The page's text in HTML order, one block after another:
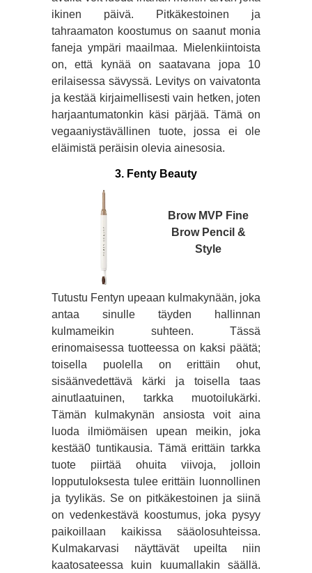
ikinen päivä. Pitkäkestoinen ja
tahraamaton koostumus on saanut monia
faneja ympäri maailmaa. Mielenkiintoista
on, että kynää on saatavana jopa 10
erilaisessa sävyssä. Levitys on vaivatonta
ja kestää kirjaimellisesti vain hetken, joten
harjaantumatonkin käsi pärjää. Tämä on
vegaaniystävällinen tuote, jossa ei ole
eläimistä peräisin olevia ainesosia.
3. Fenty Beauty
Brow MVP Fine
Brow Pencil &
Style
Tutustu Fentyn upeaan kulmakynään, joka
antaa sinulle täyden hallinnan
kulmameikin suhteen. Tässä
erinomaisessa tuotteessa on kaksi päätä;
toisella puolella on erittäin ohut,
sisäänvedettävä kärki ja toisella taas
ainutlaatuinen, tarkka muotoilukärki.
Tämän kulmakynän ansiosta voit aina
luoda ilmiömäisen upean meikin, joka
kestää0 tuntikausia. Tämä erittäin tarkka
tuote piirtää ohuita viivoja, jolloin
lopputuloksesta tulee erittäin luonnollinen
ja tyylikäs. Se on pitkäkestoinen ja siinä
on vedenkestävä koostumus, joka pysyy
paikoillaan kaikissa sääolosuhteissa.
Kulmakarvasi näyttävät upeilta niin
kaatosateessa kuin kuumallakin säällä.